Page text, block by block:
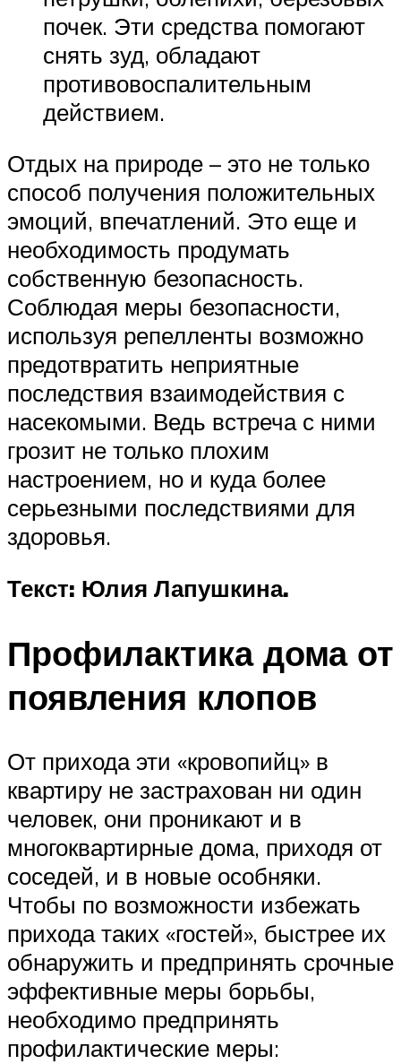
почек. Эти средства помогают
снять зуд, обладают
противовоспалительным
действием.
Отдых на природе – это не только
способ получения положительных
эмоций, впечатлений. Это еще и
необходимость продумать
собственную безопасность.
Соблюдая меры безопасности,
используя репелленты возможно
предотвратить неприятные
последствия взаимодействия с
насекомыми. Ведь встреча с ними
грозит не только плохим
настроением, но и куда более
серьезными последствиями для
здоровья.
Текст: Юлия Лапушкина.
Профилактика дома от
появления клопов
От прихода эти «кровопийц» в
квартиру не застрахован ни один
человек, они проникают и в
многоквартирные дома, приходя от
соседей, и в новые особняки.
Чтобы по возможности избежать
прихода таких «гостей», быстрее их
обнаружить и предпринять срочные
эффективные меры борьбы,
необходимо предпринять
профилактические меры: